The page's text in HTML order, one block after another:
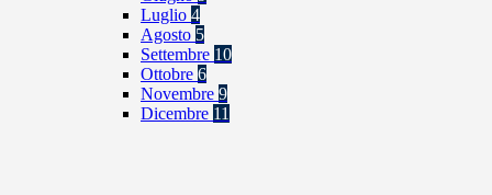
Luglio 4
Agosto 5
Settembre 10
Ottobre 6
Novembre 9
Dicembre 11